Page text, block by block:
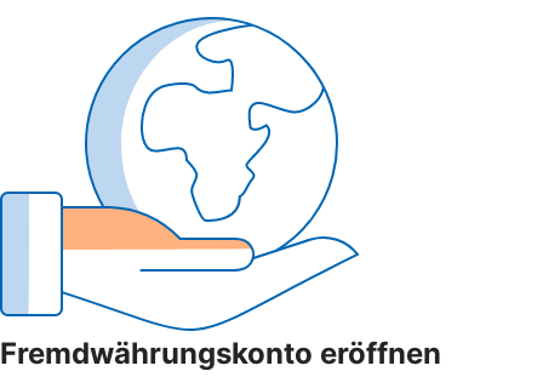
Fremdwährungskonto eröffnen